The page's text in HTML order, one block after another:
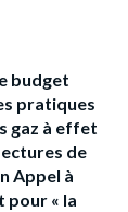
budget
pratiques
gaz à effet
de
Appel à
pour « la